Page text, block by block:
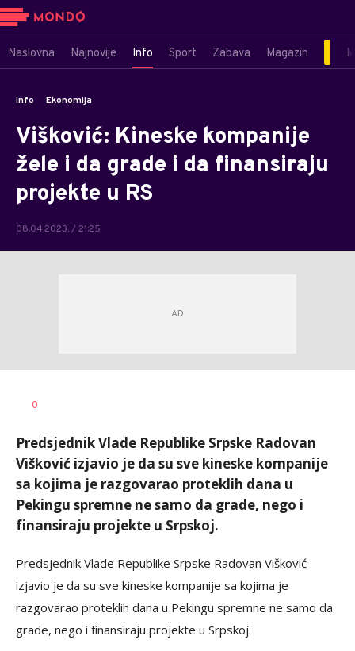
Naslovna Najnovije Info Sport Zabava Magazin
Info Ekonomija
Višković: Kineske kompanije
žele i da grade i da finansiraju
projekte u RS
08.04.2023. / 21:25
AUTOR
0
Predsjednik Vlade Republike Srpske Radovan
Višković izjavio je da su sve kineske kompanije
sa kojima je razgovarao proteklih dana u
Pekingu spremne ne samo da grade, nego i
finansiraju projekte u Srpskoj.
Predsjednik Vlade Republike Srpske Radovan Višković
izjavio je da su sve kineske kompanije sa kojima je
razgovarao proteklih dana u Pekingu spremne ne samo da
grade, nego i finansiraju projekte u Srpskoj.